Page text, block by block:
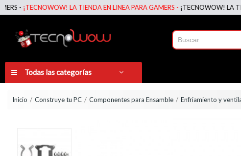
¡TECNOWOW! LA TIENDA EN LINEA PARA GAMERS -¡TECNOWOW! LA TIENDA
Todas las categorías
Inicio Construye tu PC Componentes para Ensamble Enfriamiento y